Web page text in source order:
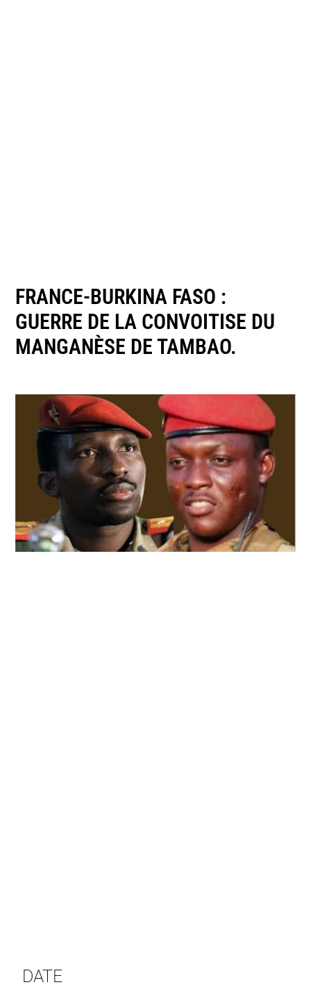
FRANCE-BURKINA FASO :
GUERRE DE LA CONVOITISE DU
MANGANÈSE DE TAMBAO.
DATE